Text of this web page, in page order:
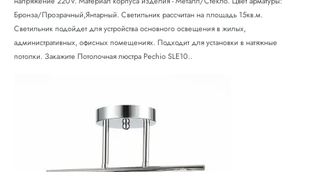
Бронза/Прозрачный,Янтарный. Светильник рассчитан на площадь 15кв.м.
Светильник подойдет для устройства основного освещения в жилых,
административных, офисных помещениях. Подходит для установки в натяжные
потолки. Закажите Потолочная люстра Pechio SLE10..